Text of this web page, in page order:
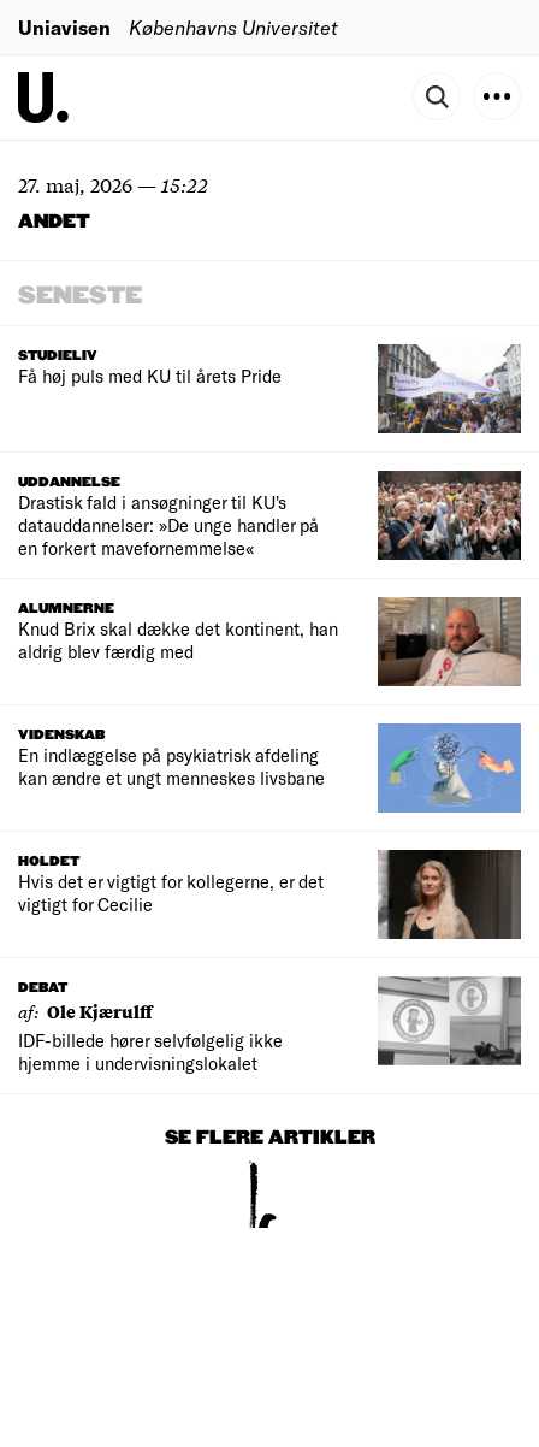
Uniavisen Københavns Universitet
27. maj, 2026— 15:22
ANDET
SENESTE
STUDIELIV
Få høj puls med KU til årets Pride
UDDANNELSE
Drastisk fald i ansøgninger til KU's
datauddannelser: »De unge handler på
en forkert mavefornemmelse«
ALUMNERNE
Knud Brix skal dække det kontinent, han
aldrig blev færdig med
VIDENSKAB
En indlæggelse på psykiatrisk afdeling
kan ændre et ungt menneskes livsbane
HOLDET
Hvis det er vigtigt for kollegerne, er det
vigtigt for Cecilie
DEBAT
af: Ole Kjærulff
IDF-billede hører selvfølgelig ikke
hjemme i undervisningslokalet
SE FLERE ARTIKLER